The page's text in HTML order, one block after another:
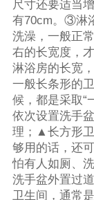
尺寸还要适当
有70cm。③淋
洗澡，一般正
右的长宽度，
淋浴房的长宽
一般长条形的
候，都是采取“
依次设置洗手
理；▲长方形
够用的话，还
怕有人如厕、
洗手盆外置过
卫生间，通常